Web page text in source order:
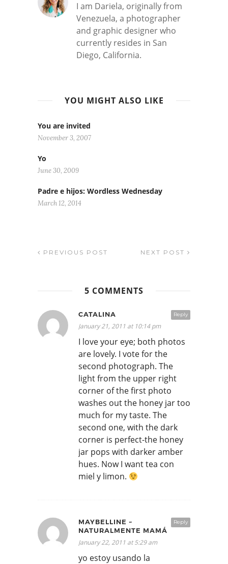
I am Dariela, originally from
Venezuela, a photographer
and graphic designer who
currently resides in San
Diego, California.
YOU MIGHT ALSO LIKE
You are invited
November 3, 2007
Yo
June 30, 2009
Padre e hijos: Wordless Wednesday
March 12, 2014
PREVIOUS POST NEXT POST
5 COMMENTS
Reply
CATALINA
January 21, 2011 at 10:14 pm
I love your eye; both photos
are lovely. I vote for the
second photograph. The
light from the upper right
corner of the first photo
washes out the honey jar too
much for my taste. The
second one, with the dark
corner is perfect-the honey
jar pops with darker amber
hues. Now I want tea con
miel y limon.
Reply
MAYBELLINE ~
NATURALMENTE MAMÁ
January 22, 2011 at 5:29 am
yo estoy usando la